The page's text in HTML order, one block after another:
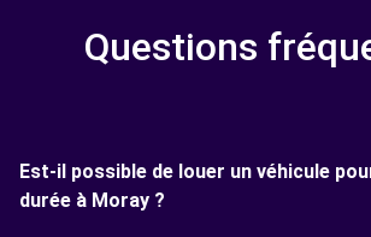
Questions
Est-il possible de louer un véhicule
durée à Moray ?